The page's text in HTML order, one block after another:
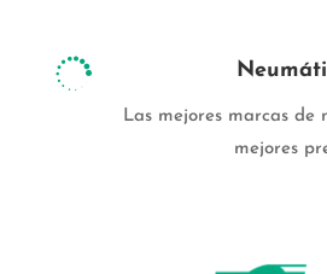

Las mejores marcas de
mejores